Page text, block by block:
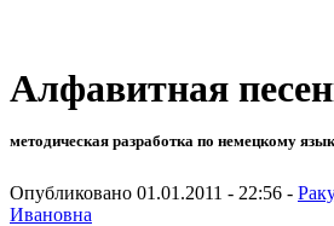
Алфавитная
методическая разработка по немецкому
Опубликовано 01.01.2011 - 22:56 -
Ивановна